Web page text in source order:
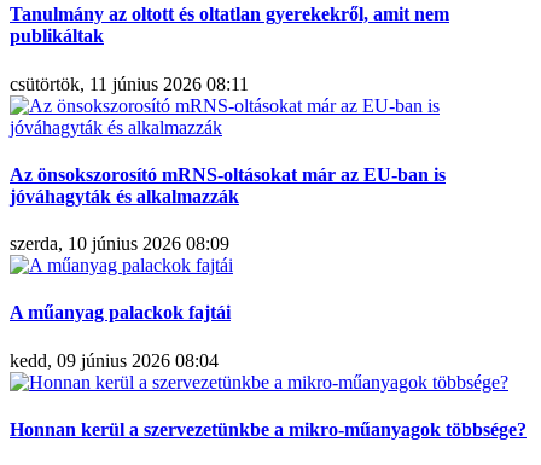
Tanulmány az oltott és oltatlan gyerekekről, amit nem
publikáltak
csütörtök, 11 június 2026 08:11
Az önsokszorosító mRNS-oltásokat már az EU-ban is
jóváhagyták és alkalmazzák
szerda, 10 június 2026 08:09
A műanyag palackok fajtái
kedd, 09 június 2026 08:04
Honnan kerül a szervezetünkbe a mikro-műanyagok többsége?